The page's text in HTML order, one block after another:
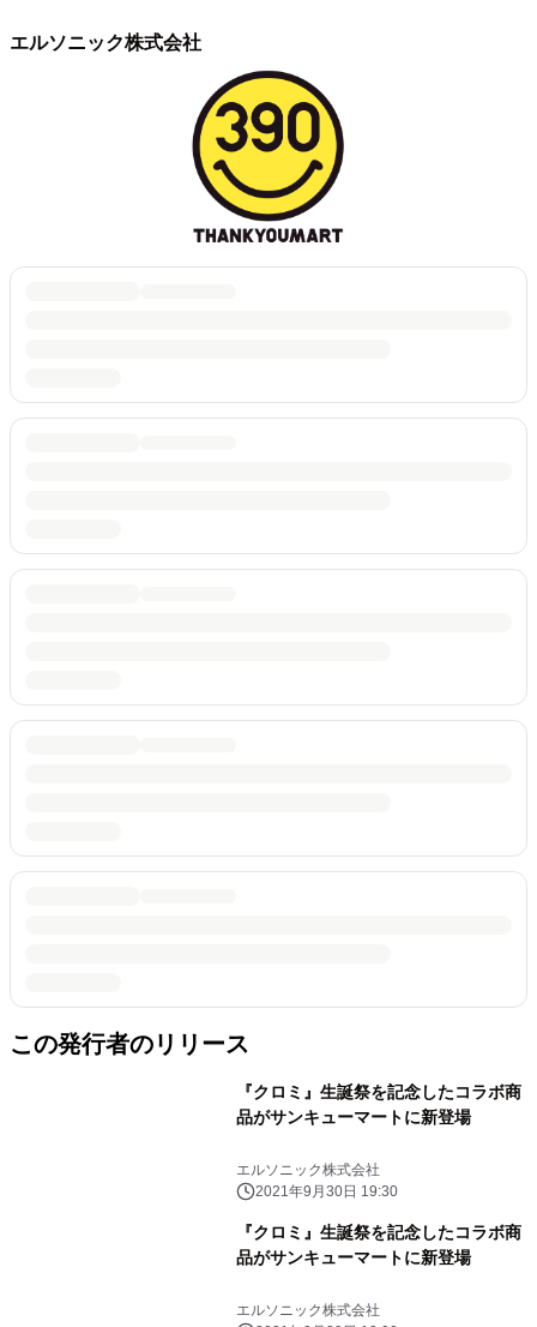
エルソニック株式会社
この発行者のリリース
『クロミ』生誕祭を記念したコラボ商
品がサンキューマートに新登場
エルソニック株式会社
2021年9月30日 19:30
『クロミ』生誕祭を記念したコラボ商
品がサンキューマートに新登場
エルソニック株式会社